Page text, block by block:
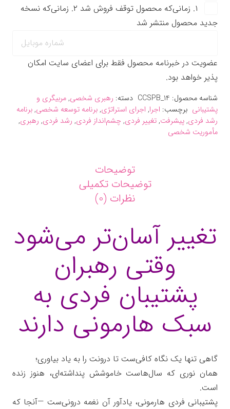
۱. زمانی‌که محصول توقف فروش شد ۲. زمانی‌که نسخه
جدید محصول منتشر شد
عضویت در خبرنامه محصول فقط برای اعضای سایت امکان
پذیر خواهد بود.
شناسه محصول: CCSPB_14 دسته: رهبری شخصی,مربیگری و
پشتیبانی برچسب: اجرا, اجرای استراتژی,برنامه توسعه شخصی,برنامه
رشد فردی,پیشرفت,تغییر فردی, چشم‌انداز فردی, رشد فردی, رهبری,
مأموریت شخصی
توضیحات
توضیحات تکمیلی
نظرات (0)
تغییر آسان‌تر می‌شود
وقتی رهبران
پشتیبان فردی به
سبک هارمونی دارند
گاهی تنها یک نگاه کافی‌ست تا درونت را به یاد بیاوری؛
همان نوری که سال‌هاست خاموشش پنداشته‌ای، هنوز زنده
است.
پشتیبانی فردی هارمونی، یادآور آن نغمه درونی‌ست —آنجا که